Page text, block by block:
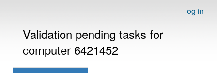
log in
Validation pending tasks for
computer 6421452